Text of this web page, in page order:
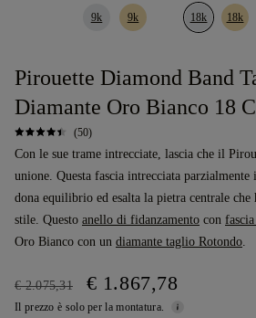
9k 9k 18k 18k
Pirouette Diamond Band
Diamante Oro Bianco 18
(50)
Con le sue trame intrecciate, lascia che il
unione. Questa fascia intrecciata parzialmente
dona equilibrio ed esalta la pietra centrale che
stile. Questo anello di fidanzamento con
Oro Bianco con un diamante taglio Rotondo.
€ 2.075,31 € 1.867,78
Il prezzo è solo per la montatura.